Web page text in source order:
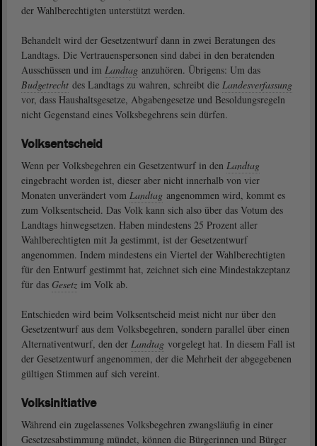
der Wahlberechtigten unterstützt werden.
Behandelt wird der Gesetzentwurf dann in zwei Beratungen des
Landtags. Die Vertrauenspersonen sind dabei in den beratenden
Ausschüssen und im Landtag anzuhören. Übrigens: Um das
Budgetrecht des Landtags zu wahren, schreibt die Landesverfassung
vor, dass Haushaltsgesetze, Abgabengesetze und Besoldungsregeln
nicht Gegenstand eines Volksbegehrens sein dürfen.
Volksentscheid
Wenn per Volksbegehren ein Gesetzentwurf in den Landtag
eingebracht worden ist, dieser aber nicht innerhalb von vier
Monaten unverändert vom Landtag angenommen wird, kommt es
zum Volksentscheid. Das Volk kann sich also über das Votum des
Landtags hinwegsetzen. Haben mindestens 25 Prozent aller
Wahlberechtigten mit Ja gestimmt, ist der Gesetzentwurf
angenommen. Indem mindestens ein Viertel der Wahlberechtigten
für den Entwurf gestimmt hat, zeichnet sich eine Mindestakzeptanz
für das Gesetz im Volk ab.
Entschieden wird beim Volksentscheid meist nicht nur über den
Gesetzentwurf aus dem Volksbegehren, sondern parallel über einen
Alternativentwurf, den der Landtag vorgelegt hat. In diesem Fall ist
der Gesetzentwurf angenommen, der die Mehrheit der abgegebenen
gültigen Stimmen auf sich vereint.
Volksinitiative
Während ein zugelassenes Volksbegehren zwangsläufig in einer
Gesetzesabstimmung mündet, können die Bürgerinnen und Bürger